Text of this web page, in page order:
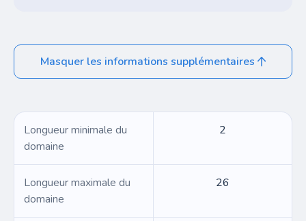
Masquer les informations supplémentaires
Longueur minimale du
domaine
2
Longueur maximale du
domaine
26